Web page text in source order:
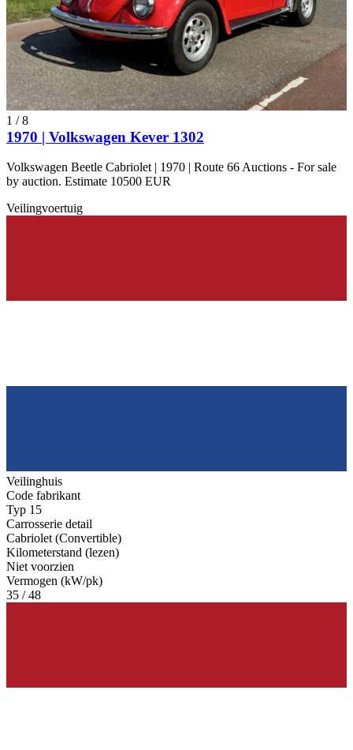
1 /8
1970 | Volkswagen Kever 1302
Volkswagen Beetle Cabriolet | 1970 | Route 66 Auctions - For sale
by auction. Estimate 10500 EUR
Veilingvoertuig
Veilinghuis
Code fabrikant
Typ 15
Carrosserie detail
Cabriolet (Convertible)
Kilometerstand (lezen)
Niet voorzien
Vermogen (kW/pk)
35 / 48